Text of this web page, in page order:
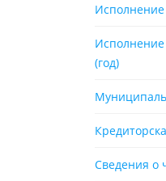
(год)
Сведения о